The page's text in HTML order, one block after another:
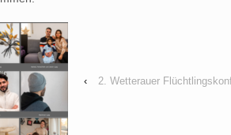
‹ 2. Wetterauer